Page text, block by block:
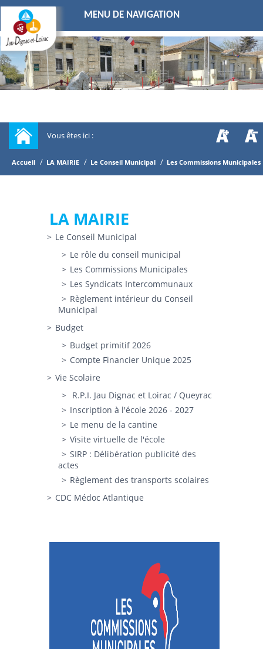
MENU DE NAVIGATION
Vous êtes ici :
Accueil / LA MAIRIE / Le Conseil Municipal / Les Commissions Municipales
LA MAIRIE
Le Conseil Municipal
Le rôle du conseil municipal
Les Commissions Municipales
Les Syndicats Intercommunaux
Règlement intérieur du Conseil
Municipal
Budget
Budget primitif 2026
Compte Financier Unique 2025
Vie Scolaire
R.P.I. Jau Dignac et Loirac / Queyrac
Inscription à l'école 2026 - 2027
Le menu de la cantine
Visite virtuelle de l'école
SIRP : Délibération publicité des
actes
Règlement des transports scolaires
CDC Médoc Atlantique